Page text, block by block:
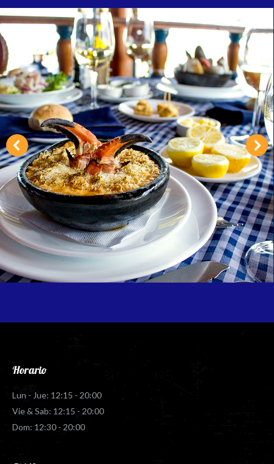
Horario
Lun - Jue: 12:15 - 20:00
Vie & Sab: 12:15 - 20:00
Dom: 12:30 - 20:00